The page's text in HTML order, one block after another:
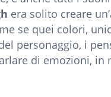
era solito creare
se quei colori,
personaggio, i
di emozioni,